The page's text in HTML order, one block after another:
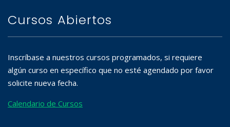
Cursos Abiertos
Inscríbase a nuestros cursos programados, si requiere
algún curso en específico que no esté agendado por favor
solicite nueva fecha.
Calendario de Cursos